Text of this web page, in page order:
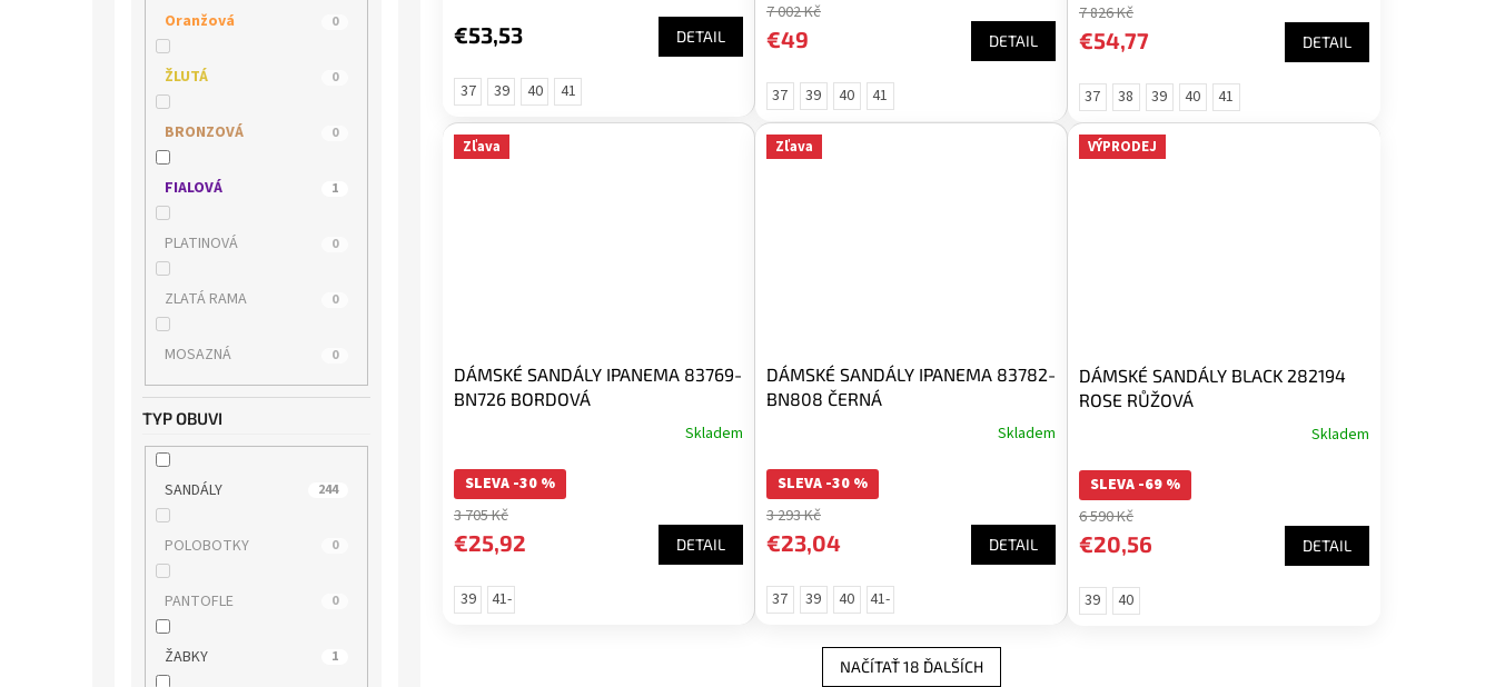
REMONTE
SKECHERS
WILD 1
WONDERS 0
ZAXY
Oranžová 0
ŽLUTÁ 0
BRONZOVÁ 0
FIALOVÁ 1
PLATINOVÁ 0
ZLATÁ RAMA 0
MOSAZNÁ 0
TYP OBUVI
SANDÁLY 244
POLOBOTKY 0
PANTOFLE 0
ŽABKY 1
€53,53 DETAIL
37 39 40 41
7 002 Kč
€49 DETAIL
37 39 40 41
7 826 Kč
€54,77 DETAIL
37 38 39 40 41
Zľava
DÁMSKÉ SANDÁLY IPANEMA 83769-
BN726 BORDOVÁ
Skladem
SLEVA -30 %
3 705 Kč
€25,92 DETAIL
39
41-
42
Zľava
DÁMSKÉ SANDÁLY IPANEMA 83782-
BN808 ČERNÁ
Skladem
SLEVA -30 %
3 293 Kč
€23,04 DETAIL
37 39 40
41-
42
VÝPRODEJ
DÁMSKÉ SANDÁLY BLACK 282194
ROSE RŮŽOVÁ
Skladem
SLEVA -69 %
6 590 Kč
€20,56 DETAIL
39 40
NAČÍTAŤ 18 ĎALŠÍCH